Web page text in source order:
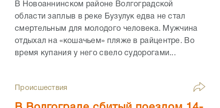
В Новоаннинском районе Волгоградской
области заплыв в реке Бузулук едва не стал
смертельным для молодого человека. Мужчина
отдыхал на «кошачьем» пляже в райцентре. Во
время купания у него свело судорогами...
Происшествия